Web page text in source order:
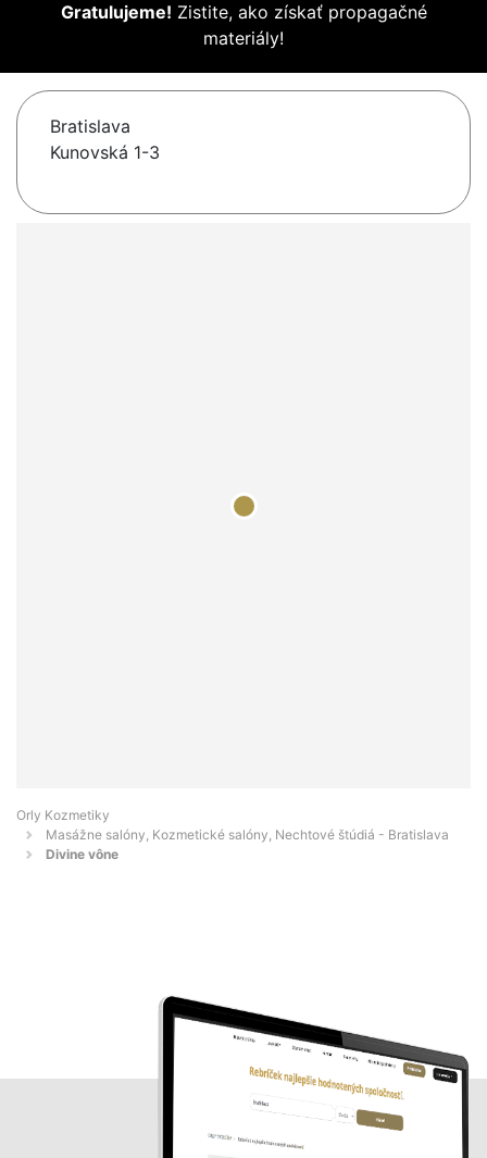
Gratulujeme! Zistite, ako získať propagačné
materiály!
Bratislava
Kunovská 1-3
Orly Kozmetiky
Masážne salóny, Kozmetické salóny, Nechtové štúdiá - Bratislava
Divine vône